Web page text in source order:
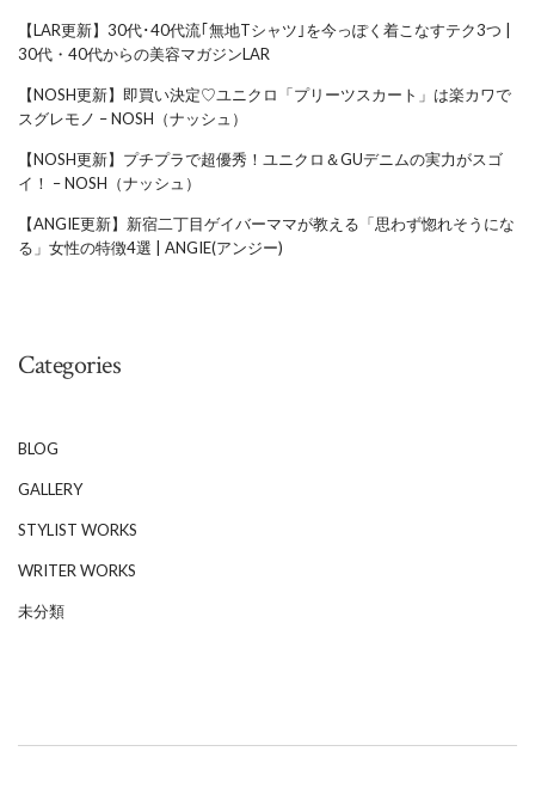
【LAR更新】30代･40代流｢無地Tシャツ｣を今っぽく着こなすテク3つ |
30代・40代からの美容マガジンLAR
【NOSH更新】即買い決定♡ユニクロ「プリーツスカート」は楽カワで
スグレモノ – NOSH（ナッシュ）
【NOSH更新】プチプラで超優秀！ユニクロ＆GUデニムの実力がスゴ
イ！ – NOSH（ナッシュ）
【ANGIE更新】新宿二丁目ゲイバーママが教える「思わず惚れそうにな
る」女性の特徴4選 | ANGIE(アンジー)
Categories
BLOG
GALLERY
STYLIST WORKS
WRITER WORKS
未分類